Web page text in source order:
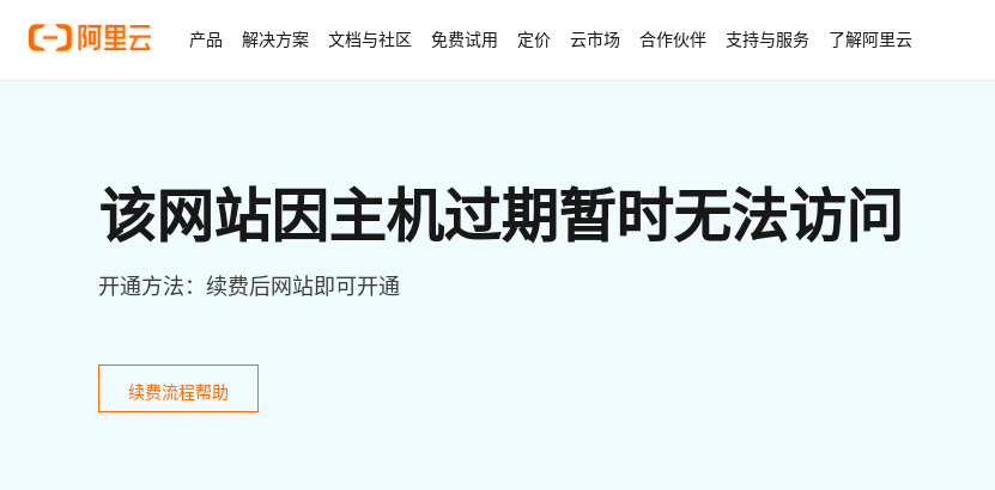
产品 解决方案 文档与社区 免费试用 定价 云市场 合作伙伴 支持与服务 了解阿里云
该网站因主机过期暂时无法访问
开通方法：续费后网站即可开通
续费流程帮助